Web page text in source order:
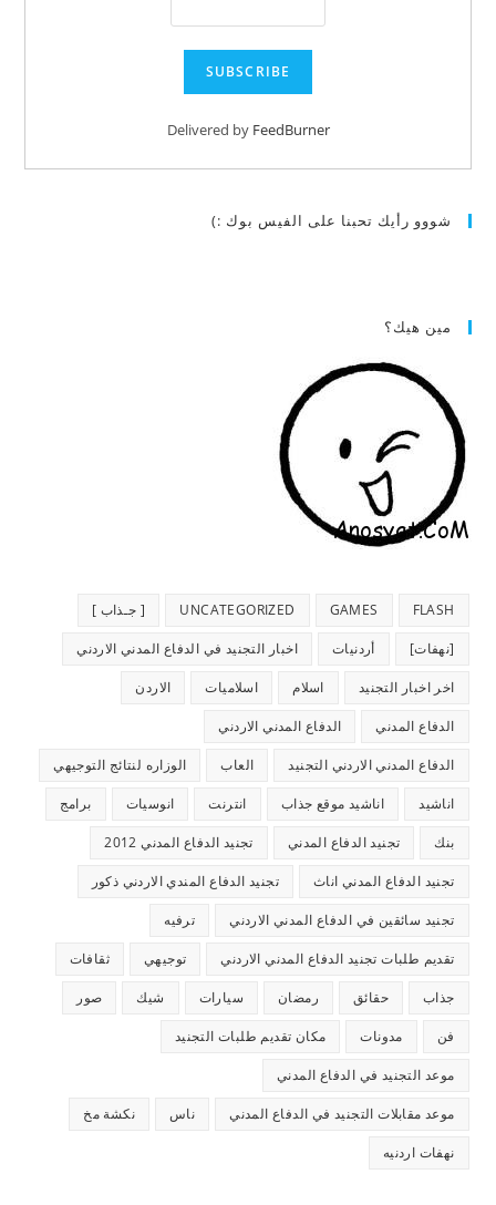
Delivered by FeedBurner
شووو رأيك تحبنا على الفيس بوك :)
مين هيك؟
FLASH
GAMES
UNCATEGORIZED [ جـذاب ]
[نهفات] أردنيات اخبار التجنيد في الدفاع المدني الاردني
اخر اخبار التجنيد اسلام اسلاميات الاردن
الدفاع المدني الدفاع المدني الاردني
الدفاع المدني الاردني التجنيد العاب الوزاره لنتائج التوجيهي
اناشيد اناشيد موقع جذاب انترنت انوسيات برامج
بنك تجنيد الدفاع المدني تجنيد الدفاع المدني 2012
تجنيد الدفاع المدني اناث تجنيد الدفاع المندي الاردني ذكور
تجنيد سائقين في الدفاع المدني الاردني ترفيه
تقديم طلبات تجنيد الدفاع المدني الاردني توجيهي ثقافات
جذاب حقائق رمضان سيارات شيك صور
فن مدونات مكان تقديم طلبات التجنيد
موعد التجنيد في الدفاع المدني
موعد مقابلات التجنيد في الدفاع المدني ناس نكشة مخ
نهفات اردنيه